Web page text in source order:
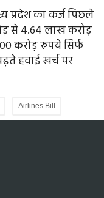
का कर्ज पिछले
से 4.64 लाख करोड़
करोड़ रुपये सिर्फ
हवाई खर्च पर
Airlines Bill